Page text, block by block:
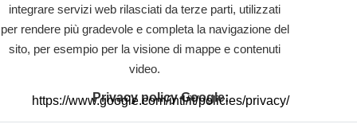
integrare servizi web rilasciati da terze parti, utilizzati
per rendere più gradevole e completa la navigazione del
sito, per esempio per la visione di mappe e contenuti
video.
Privacy policy Google:
https://www.google.com/intl/it/policies/privacy/